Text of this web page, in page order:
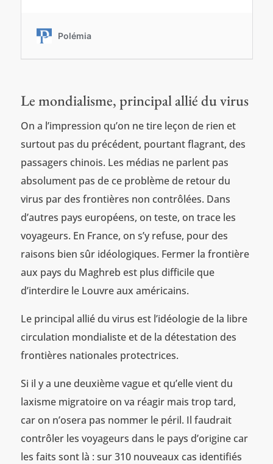
Le mondialisme, principal allié du virus
On a l’impression qu’on ne tire leçon de rien et
surtout pas du précédent, pourtant flagrant, des
passagers chinois. Les médias ne parlent pas
absolument pas de ce problème de retour du
virus par des frontières non contrôlées. Dans
d’autres pays européens, on teste, on trace les
voyageurs. En France, on s’y refuse, pour des
raisons bien sûr idéologiques. Fermer la frontière
aux pays du Maghreb est plus difficile que
d’interdire le Louvre aux américains.
Le principal allié du virus est l’idéologie de la libre
circulation mondialiste et de la détestation des
frontières nationales protectrices.
Si il y a une deuxième vague et qu’elle vient du
laxisme migratoire on va réagir mais trop tard,
car on n’osera pas nommer le péril. Il faudrait
contrôler les voyageurs dans le pays d’origine car
les faits sont là : sur 310 nouveaux cas identifiés